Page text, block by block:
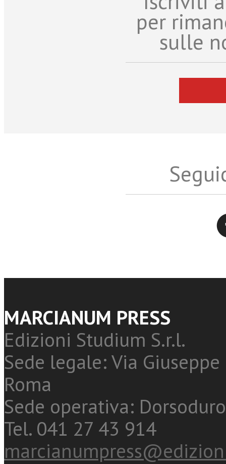
per
sulle
MARCIANUM PRESS
Edizioni Studium S.r.l.
Sede legale: Via
Roma
Sede operativa:
Tel. 041 27 43 914